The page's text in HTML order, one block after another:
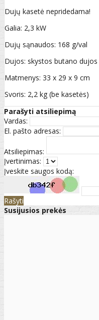
Dujų kasetė nepridedama!
Galia: 2,3 kW
Dujų sąnaudos: 168 g/val
Dujos: skystos butano dujos
Matmenys: 33 x 29 x 9 cm
Svoris: 2,2 kg (be kasetės)
Parašyti atsiliepimą
Vardas:
El. pašto adresas:
Atsiliepimas:
Įvertinimas:
Įveskite saugos kodą:
Rašyti
Susijusios prekės